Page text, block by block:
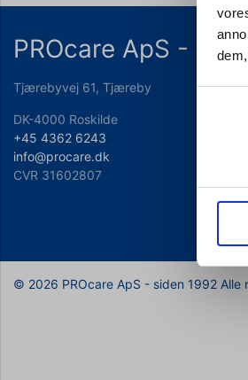
PROcare ApS -
Tjærebyvej 61, Tjæreby
DK-4000 Roskilde
+45 4362 6243
info@procare.dk
CVR 31602807
© 2026 PROcare ApS - siden 1992